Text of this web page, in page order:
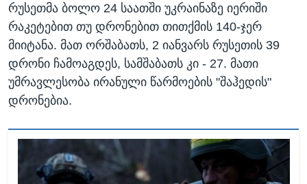
რუსეთმა ბოლო 24 საათში უკრაინაზე იერიში
რაკეტებით თუ დრონებით თითქმის 140-ჯერ
მიიტანა. მათ ორშაბათს, 2 იანვარს რუსეთის 39
დრონი ჩამოაგდეს, სამშაბათს კი - 27. მათი
უმრავლესობა ირანული წარმოების "შაჰედის"
დრონებია.